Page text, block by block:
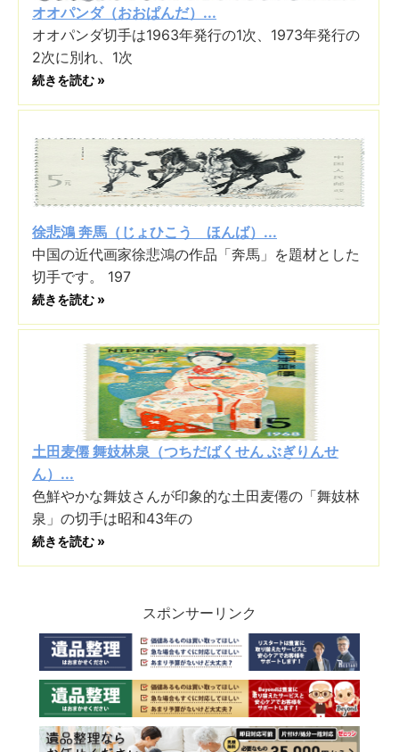
オオパンダ（おおぱんだ）...
オオパンダ切手は1963年発行の1次、1973年発行の
2次に別れ、1次
続きを読む »
徐悲鴻 奔馬（じょひこう ほんば）...
中国の近代画家徐悲鴻の作品「奔馬」を題材とした
切手です。 197
続きを読む »
土田麦僊 舞妓林泉（つちだばくせん ぶぎりんせ
ん）...
色鮮やかな舞妓さんが印象的な土田麦僊の「舞妓林
泉」の切手は昭和43年の
続きを読む »
スポンサーリンク